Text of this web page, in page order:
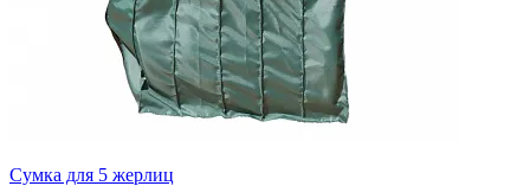
Сумка для 5 жерлиц